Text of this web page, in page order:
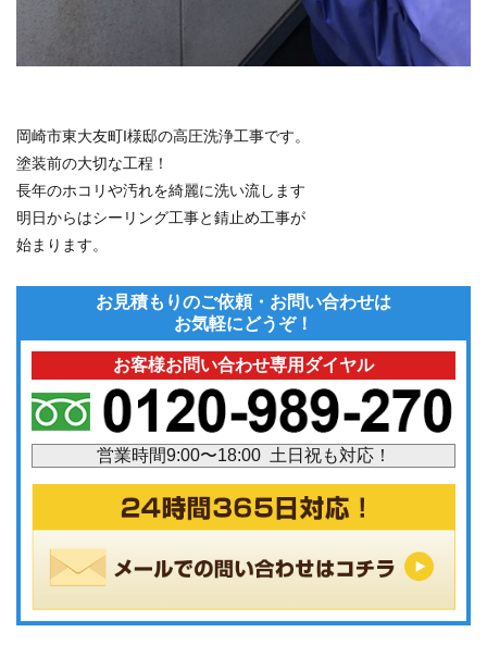
岡崎市東大友町I様邸の高圧洗浄工事です。
塗装前の大切な工程！
長年のホコリや汚れを綺麗に洗い流します
明日からはシーリング工事と錆止め工事が
始まります。
お見積もりのご依頼・お問い合わせは
お気軽にどうぞ！
お客様お問い合わせ専用ダイヤル
営業時間9:00〜18:00 土日祝も対応！